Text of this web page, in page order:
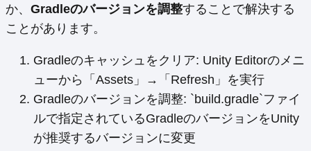
か、 Gradleのバージョンを調整することで解決する
ことがあります。
Gradleのキャッシュをクリア: Unity Editorのメニ
ューから「Assets」→「Refresh」を実行
Gradleのバージョンを調整: `build.gradle`ファイ
ルで指定されているGradleのバージョンをUnity
が推奨するバージョンに変更